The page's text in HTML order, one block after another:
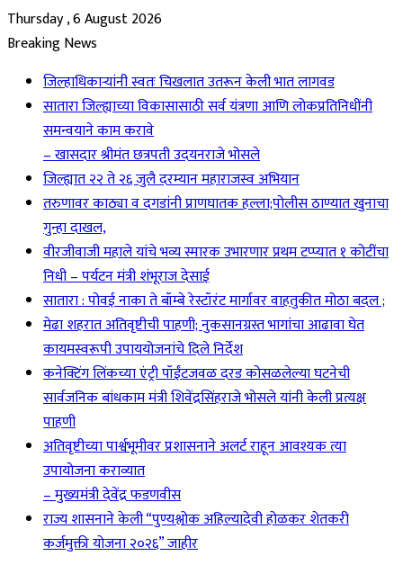
Thursday , 6 August 2026
Breaking News
जिल्हाधिकाऱ्यांनी स्वतः चिखलात उतरून केली भात लागवड
सातारा जिल्ह्याच्या विकासासाठी सर्व यंत्रणा आणि लोकप्रतिनिधींनी
समन्वयाने काम करावे
– खासदार श्रीमंत छत्रपती उदयनराजे भोसले
जिल्ह्यात २२ ते २६ जुलै दरम्यान महाराजस्व अभियान
तरुणावर काठ्या व दगडांनी प्राणघातक हल्ला;पोलीस ठाण्यात खुनाचा
गुन्हा दाखल,
वीरजीवाजी महाले यांचे भव्य स्मारक उभारणार प्रथम टप्प्यात १ कोटींचा
निधी – पर्यटन मंत्री शंभूराज देसाई
सातारा : पोवई नाका ते बॉम्बे रेस्टॉरंट मार्गावर वाहतुकीत मोठा बदल ;
मेढा शहरात अतिवृष्टीची पाहणी; नुकसानग्रस्त भागांचा आढावा घेत
कायमस्वरूपी उपाययोजनांचे दिले निर्देश
कनेक्टिंग लिंकच्या एंट्री पॉईंटजवळ दरड कोसळलेल्या घटनेची
सार्वजनिक बांधकाम मंत्री शिवेंद्रसिंहराजे भोसले यांनी केली प्रत्यक्ष
पाहणी
अतिवृष्टीच्या पार्श्वभूमीवर प्रशासनाने अलर्ट राहून आवश्यक त्या
उपायोजना कराव्यात
– मुख्यमंत्री देवेंद्र फडणवीस
राज्य शासनाने केली “पुण्यश्लोक अहिल्यादेवी होळकर शेतकरी
कर्जमुक्ती योजना २०२६” जाहीर